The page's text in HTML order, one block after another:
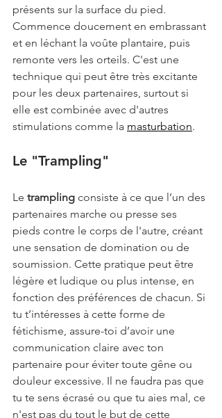
présents sur la surface du pied.
Commence doucement en embrassant
et en léchant la voûte plantaire, puis
remonte vers les orteils. C'est une
technique qui peut être très excitante
pour les deux partenaires, surtout si
elle est combinée avec d'autres
stimulations comme la masturbation.
Le "Trampling"
Le trampling consiste à ce que l’un des
partenaires marche ou presse ses
pieds contre le corps de l'autre, créant
une sensation de domination ou de
soumission. Cette pratique peut être
légère et ludique ou plus intense, en
fonction des préférences de chacun. Si
tu t’intéresses à cette forme de
fétichisme, assure-toi d’avoir une
communication claire avec ton
partenaire pour éviter toute gêne ou
douleur excessive. Il ne faudra pas que
tu te sens écrasé ou que tu aies mal, ce
n'est pas du tout le but de cette